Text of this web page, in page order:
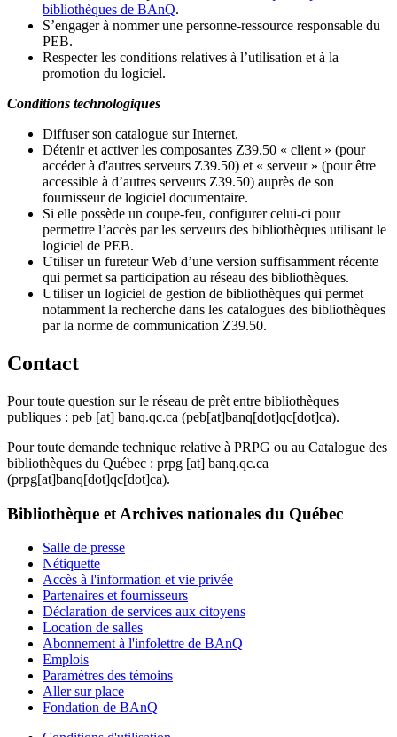
bibliothèques de BAnQ.
S’engager à nommer une personne-ressource responsable du
PEB.
Respecter les conditions relatives à l’utilisation et à la
promotion du logiciel.
Conditions technologiques
Diffuser son catalogue sur Internet.
Détenir et activer les composantes Z39.50 « client » (pour
accéder à d'autres serveurs Z39.50) et « serveur » (pour être
accessible à d’autres serveurs Z39.50) auprès de son
fournisseur de logiciel documentaire.
Si elle possède un coupe-feu, configurer celui-ci pour
permettre l’accès par les serveurs des bibliothèques utilisant le
logiciel de PEB.
Utiliser un fureteur Web d’une version suffisamment récente
qui permet sa participation au réseau des bibliothèques.
Utiliser un logiciel de gestion de bibliothèques qui permet
notamment la recherche dans les catalogues des bibliothèques
par la norme de communication Z39.50.
Contact
Pour toute question sur le réseau de prêt entre bibliothèques
publiques : peb [at] banq.qc.ca (peb[at]banq[dot]qc[dot]ca).
Pour toute demande technique relative à PRPG ou au Catalogue des
bibliothèques du Québec : prpg [at] banq.qc.ca
(prpg[at]banq[dot]qc[dot]ca).
Bibliothèque et Archives nationales du Québec
Salle de presse
Nétiquette
Accès à l'information et vie privée
Partenaires et fournisseurs
Déclaration de services aux citoyens
Location de salles
Abonnement à l'infolettre de BAnQ
Emplois
Paramètres des témoins
Aller sur place
Fondation de BAnQ